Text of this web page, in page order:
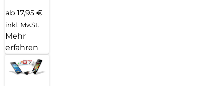
ab 17,95 €
inkl. MwSt.
Mehr
erfahren